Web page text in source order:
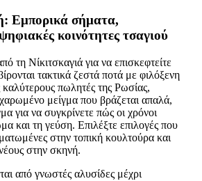
Εμπορικά σήματα,
κοινότητες τσαγιού
τη Νίκιτσκαγιά για να επισκεφτείτε
τακτικά ζεστά ποτά με φιλόξενη
πωλητές της Ρωσίας,
μείγμα που βράζεται απαλά,
για να συγκρίνετε πώς οι χρόνοι
και τη γεύση. Επιλέξτε επιλογές που
στην τοπική κουλτούρα και
στην σκηνή.
από γνωστές αλυσίδες μέχρι